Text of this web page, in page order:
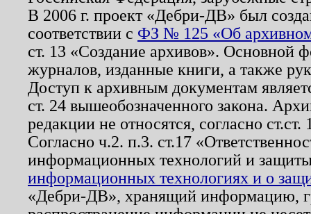
В 2006 г. проект «Дебри-ДВ» был
соответствии с ФЗ № 125 «Об
ст. 13 «Создание архивов». Основной
журналов, изданные книги, а также
Доступ к архивным документам
ст. 24 вышеобозначенного закона.
редакции не относятся, согласно
Согласно ч.2. п.3. ст.17
информационных технологий и
информационных технологиях и о
«Дебри-ДВ», хранящий информацию,